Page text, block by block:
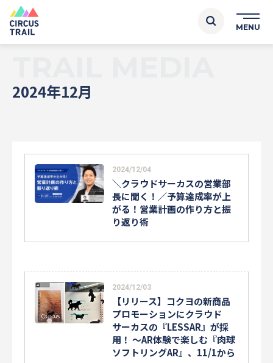
2024年12月
2024/12/04
＼クラウドサーカスの営業部
長に聞く！／予算達成率が上
がる！営業計画の作り方と振
り返り術
2024/12/03
【リリース】コクヨの新商品
プロモーションにクラウド
サーカスの『LESSAR』が採
用！ ～AR体験で楽しむ『肉球
ソフトリングAR』、11/1から